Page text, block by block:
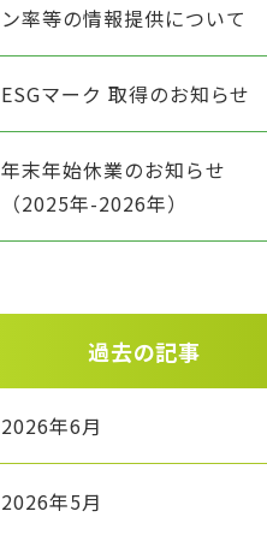
ン率等の情報提供について
ESGマーク 取得のお知らせ
年末年始休業のお知らせ
（2025年-2026年）
過去の記事
2026年6月
2026年5月